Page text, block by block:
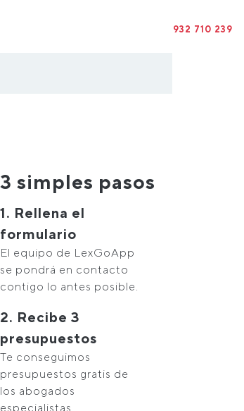
932 710 239
3 simples pasos
1. Rellena el
formulario
El equipo de LexGoApp
se pondrá en contacto
contigo lo antes posible.
2. Recibe 3
presupuestos
Te conseguimos
presupuestos gratis de
los abogados
especialistas